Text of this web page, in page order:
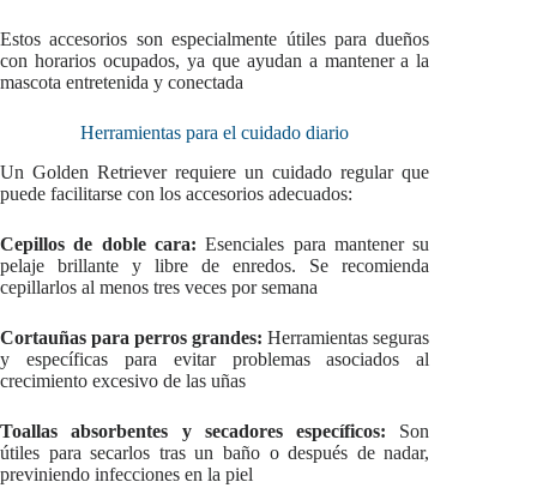
Estos accesorios son especialmente útiles para dueños
con horarios ocupados, ya que ayudan a mantener a la
mascota entretenida y conectada
Herramientas para el cuidado diario
Un Golden Retriever requiere un cuidado regular que
puede facilitarse con los accesorios adecuados:
Cepillos de doble cara: Esenciales para mantener su
pelaje brillante y libre de enredos. Se recomienda
cepillarlos al menos tres veces por semana
Cortauñas para perros grandes: Herramientas seguras
y específicas para evitar problemas asociados al
crecimiento excesivo de las uñas
Toallas absorbentes y secadores específicos: Son
útiles para secarlos tras un baño o después de nadar,
previniendo infecciones en la piel